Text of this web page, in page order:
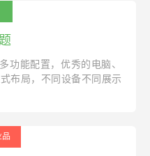
功能配置，优秀的电脑、
布局，不同设备不同展示